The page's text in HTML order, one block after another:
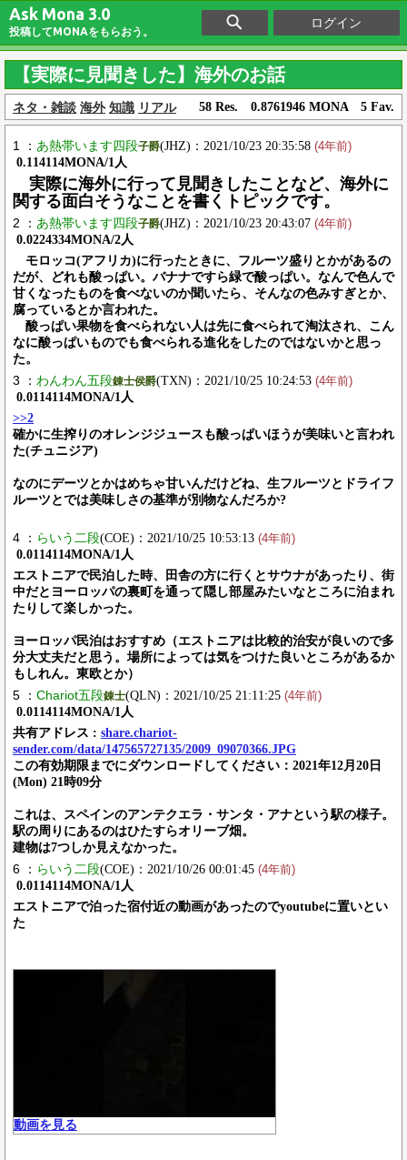
Ask Mona 3.0
投稿してMONAをもらおう。
ログイン
【実際に見聞きした】海外のお話
ネタ・雑談 海外 知識 リアル 58 Res. 0.8761946 MONA 5 Fav.
1 ： あ熱帯います四段子爵(JHZ)：2021/10/23 20:35:58 (4年前)
0.114114MONA/1人
実際に海外に行って見聞きしたことなど、海外に
関する面白そうなことを書くトピックです。
2 ： あ熱帯います四段子爵(JHZ)：2021/10/23 20:43:07 (4年前)
0.0224334MONA/2人
モロッコ(アフリカ)に行ったときに、フルーツ盛りとかがあるの
だが、どれも酸っぱい。バナナですら緑で酸っぱい。なんで色んで
甘くなったものを食べないのか聞いたら、そんなの色みすぎとか、
腐っているとか言われた。
酸っぱい果物を食べられない人は先に食べられて淘汰され、こん
なに酸っぱいものでも食べられる進化をしたのではないかと思っ
た。
3 ： わんわん五段錬士侯爵(TXN)：2021/10/25 10:24:53 (4年前)
0.0114114MONA/1人
>>2
確かに生搾りのオレンジジュースも酸っぱいほうが美味いと言われ
た(チュニジア)
なのにデーツとかはめちゃ甘いんだけどね、生フルーツとドライフ
ルーツとでは美味しさの基準が別物なんだろか?
4 ： らいう二段(COE)：2021/10/25 10:53:13 (4年前)
0.0114114MONA/1人
エストニアで民泊した時、田舎の方に行くとサウナがあったり、街
中だとヨーロッパの裏町を通って隠し部屋みたいなところに泊まれ
たりして楽しかった。
ヨーロッパ民泊はおすすめ（エストニアは比較的治安が良いので多
分大丈夫だと思う。場所によっては気をつけた良いところがあるか
もしれん。東欧とか）
5 ： Chariot五段錬士(QLN)：2021/10/25 21:11:25 (4年前)
0.0114114MONA/1人
共有アドレス : share.chariot-
sender.com/data/147565727135/2009_09070366.JPG
この有効期限までにダウンロードしてください：2021年12月20日
(Mon) 21時09分
これは、スペインのアンテクエラ・サンタ・アナという駅の様子。
駅の周りにあるのはひたすらオリーブ畑。
建物は7つしか見えなかった。
6 ： らいう二段(COE)：2021/10/26 00:01:45 (4年前)
0.0114114MONA/1人
エストニアで泊った宿付近の動画があったのでyoutubeに置いとい
た
動画を見る